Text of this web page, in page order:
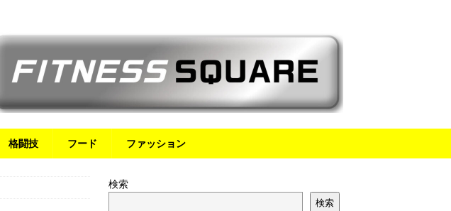
格闘技 フード ファッション
検索
検索